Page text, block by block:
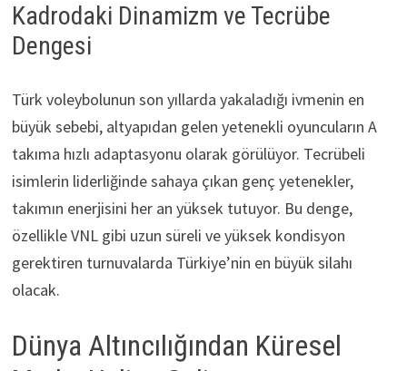
Kadrodaki Dinamizm ve Tecrübe
Dengesi
Türk voleybolunun son yıllarda yakaladığı ivmenin en
büyük sebebi, altyapıdan gelen yetenekli oyuncuların A
takıma hızlı adaptasyonu olarak görülüyor. Tecrübeli
isimlerin liderliğinde sahaya çıkan genç yetenekler,
takımın enerjisini her an yüksek tutuyor. Bu denge,
özellikle VNL gibi uzun süreli ve yüksek kondisyon
gerektiren turnuvalarda Türkiye’nin en büyük silahı
olacak.
Dünya Altıncılığından Küresel